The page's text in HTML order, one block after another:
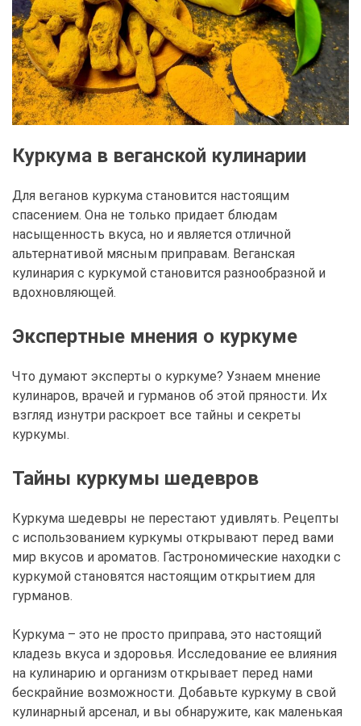
Куркума в веганской кулинарии
Для веганов куркума становится настоящим
спасением. Она не только придает блюдам
насыщенность вкуса, но и является отличной
альтернативой мясным приправам. Веганская
кулинария с куркумой становится разнообразной и
вдохновляющей.
Экспертные мнения о куркуме
Что думают эксперты о куркуме? Узнаем мнение
кулинаров, врачей и гурманов об этой пряности. Их
взгляд изнутри раскроет все тайны и секреты
куркумы.
Тайны куркумы шедевров
Куркума шедевры не перестают удивлять. Рецепты
с использованием куркумы открывают перед вами
мир вкусов и ароматов. Гастрономические находки с
куркумой становятся настоящим открытием для
гурманов.
Куркума – это не просто приправа, это настоящий
кладезь вкуса и здоровья. Исследование ее влияния
на кулинарию и организм открывает перед нами
бескрайние возможности. Добавьте куркуму в свой
кулинарный арсенал, и вы обнаружите, как маленькая